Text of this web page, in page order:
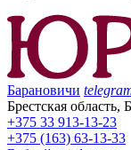
Барановичи
Брестская область,
+375 33 913-13-23
+375 (163) 63-13-33